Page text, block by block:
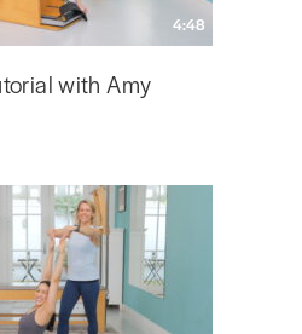
4:48
with Amy